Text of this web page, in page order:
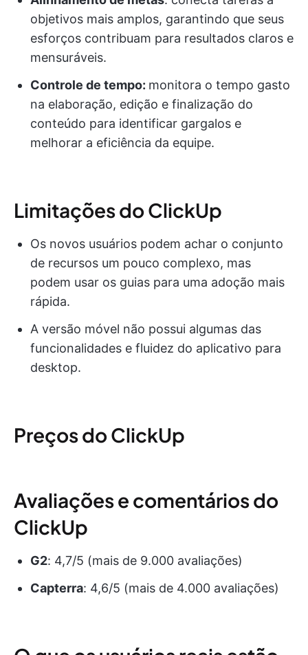
objetivos mais amplos, garantindo que seus
esforços contribuam para resultados claros e
mensuráveis.
Controle de tempo: monitora o tempo gasto
na elaboração, edição e finalização do
conteúdo para identificar gargalos e
melhorar a eficiência da equipe.
Limitações do ClickUp
Os novos usuários podem achar o conjunto
de recursos um pouco complexo, mas
podem usar os guias para uma adoção mais
rápida.
A versão móvel não possui algumas das
funcionalidades e fluidez do aplicativo para
desktop.
Preços do ClickUp
Avaliações e comentários do
ClickUp
G2: 4,7/5 (mais de 9.000 avaliações)
Capterra: 4,6/5 (mais de 4.000 avaliações)